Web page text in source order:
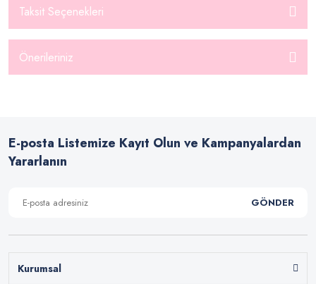
Taksit Seçenekleri
Önerileriniz
E-posta Listemize Kayıt Olun ve Kampanyalardan
Yararlanın
GÖNDER
Kurumsal